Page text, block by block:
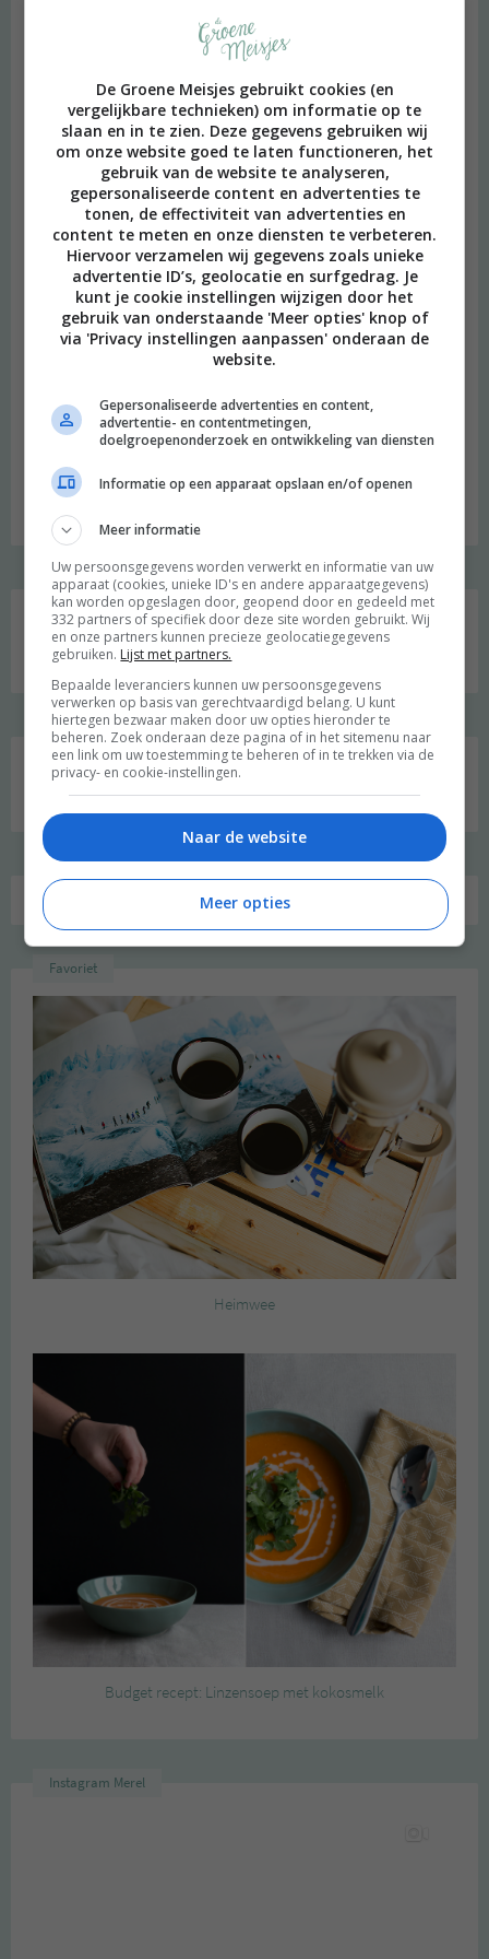
beeld: Ari Versluis
Hi, ik ben Merel! Ik neem je graag mee in mijn persoonlijke
onderzoek naar een duurzame en meer bewuste leefstijl.
Welkom op mijn blog!
Social media
Zoeken
Favoriet
Heimwee
Budget recept: Linzensoep met kokosmelk
Instagram Merel
De Groene Meisjes gebruikt cookies (en
vergelijkbare technieken) om informatie op te
slaan en in te zien. Deze gegevens gebruiken wij
om onze website goed te laten functioneren, het
gebruik van de website te analyseren,
gepersonaliseerde content en advertenties te
tonen, de effectiviteit van advertenties en
content te meten en onze diensten te verbeteren.
Hiervoor verzamelen wij gegevens zoals unieke
advertentie ID’s, geolocatie en surfgedrag. Je
kunt je cookie instellingen wijzigen door het
gebruik van onderstaande 'Meer opties' knop of
via 'Privacy instellingen aanpassen' onderaan de
website.
Gepersonaliseerde advertenties en content,
advertentie- en contentmetingen,
doelgroepenonderzoek en ontwikkeling van diensten
Informatie op een apparaat opslaan en/of openen
Meer informatie
Uw persoonsgegevens worden verwerkt en informatie van uw
apparaat (cookies, unieke ID's en andere apparaatgegevens)
kan worden opgeslagen door, geopend door en gedeeld met
332 partners of specifiek door deze site worden gebruikt. Wij
en onze partners kunnen precieze geolocatiegegevens
gebruiken. Lijst met partners.
Bepaalde leveranciers kunnen uw persoonsgegevens
verwerken op basis van gerechtvaardigd belang. U kunt
hiertegen bezwaar maken door uw opties hieronder te
beheren. Zoek onderaan deze pagina of in het sitemenu naar
een link om uw toestemming te beheren of in te trekken via de
privacy- en cookie-instellingen.
Naar de website
Meer opties